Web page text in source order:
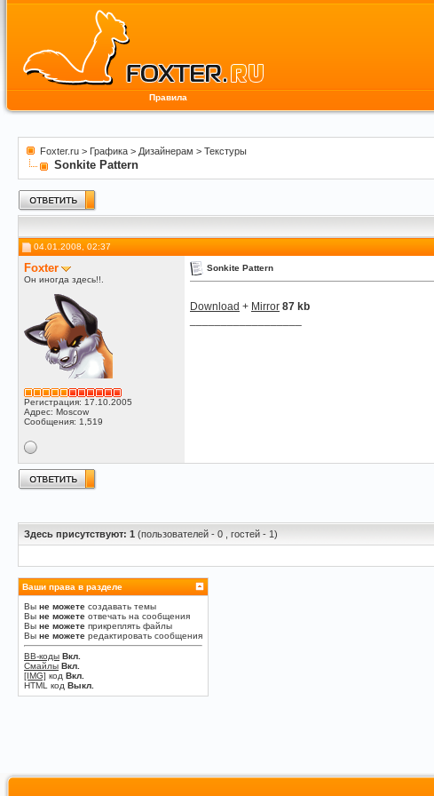
Правила
Foxter.ru > Графика > Дизайнерам > Текстуры
Sonkite Pattern
04.01.2008, 02:37
Foxter
Он иногда здесь!!.
Регистрация: 17.10.2005
Адрес: Moscow
Сообщения: 1,519
Sonkite Pattern
Download + Mirror 87 kb
Здесь присутствуют: 1 (пользователей - 0 , гостей - 1)
Ваши права в разделе
Вы не можете создавать темы
Вы не можете отвечать на сообщения
Вы не можете прикреплять файлы
Вы не можете редактировать сообщения
BB-коды Вкл.
Смайлы Вкл.
[IMG] код Вкл.
HTML код Выкл.